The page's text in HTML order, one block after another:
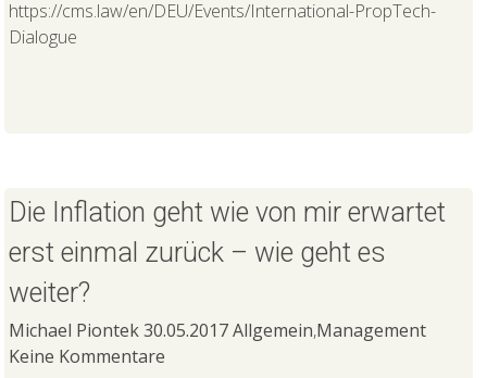
https://cms.law/en/DEU/Events/International-PropTech-
Dialogue
Die Inflation geht wie von mir erwartet
erst einmal zurück – wie geht es
weiter?
Michael Piontek 30.05.2017 Allgemein,Management
Keine Kommentare